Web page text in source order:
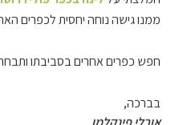
ממנו גישה נוחה יחסית לכפרים
חפש כפרים אחרים בסביבתו
בברכה,